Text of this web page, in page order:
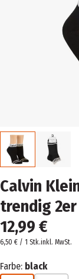
Calvin
trendig 2er
12,99 €
6,50 € / 1 Stk.inkl. MwSt.
Farbe: black